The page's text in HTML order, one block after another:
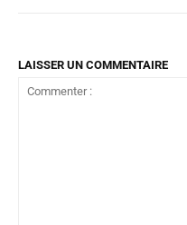
LAISSER UN COMMENTAIRE